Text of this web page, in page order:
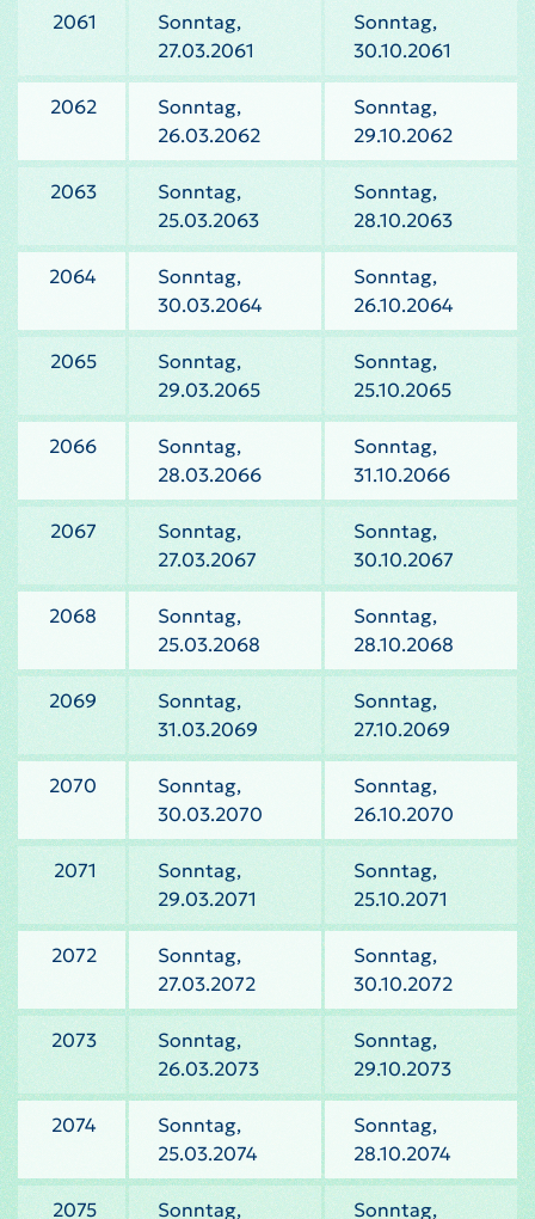
2061
Sonntag,
27.03.2061
Sonntag,
30.10.2061
2062
Sonntag,
26.03.2062
Sonntag,
29.10.2062
2063
Sonntag,
25.03.2063
Sonntag,
28.10.2063
2064
Sonntag,
30.03.2064
Sonntag,
26.10.2064
2065
Sonntag,
29.03.2065
Sonntag,
25.10.2065
2066
Sonntag,
28.03.2066
Sonntag,
31.10.2066
2067
Sonntag,
27.03.2067
Sonntag,
30.10.2067
2068
Sonntag,
25.03.2068
Sonntag,
28.10.2068
2069
Sonntag,
31.03.2069
Sonntag,
27.10.2069
2070
Sonntag,
30.03.2070
Sonntag,
26.10.2070
2071
Sonntag,
29.03.2071
Sonntag,
25.10.2071
2072
Sonntag,
27.03.2072
Sonntag,
30.10.2072
2073
Sonntag,
26.03.2073
Sonntag,
29.10.2073
2074
Sonntag,
25.03.2074
Sonntag,
28.10.2074
2075
Sonntag,
Sonntag,